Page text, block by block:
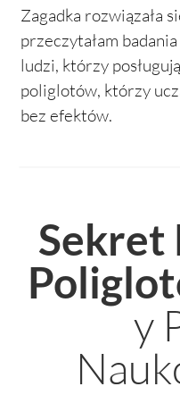
Zagadka rozwiązała
przeczytałam
ludzi, którzy
poliglotów, którzy
bez efektów.
Sekret
y